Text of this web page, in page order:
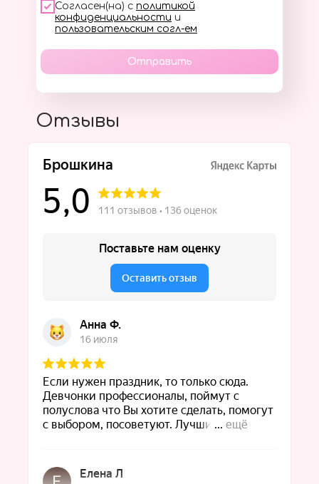
Согласен(на) с политикой
конфиденциальности и
пользовательским согл-ем
Отправить
Отзывы